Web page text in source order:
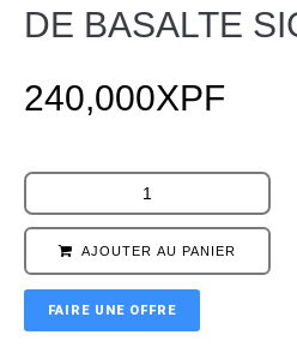
DE BASALTE
240,000XPF
AJOUTER AU PANIER
FAIRE UNE OFFRE